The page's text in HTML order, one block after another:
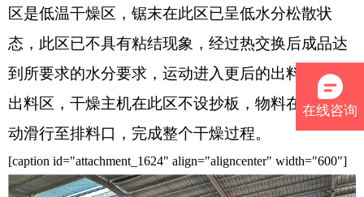
区是低温干燥区，锯末在此区已呈低水分松散状
态，此区已不具有粘结现象，经过热交换后成品达
到所要求的水分要求，运动进入更后的出料区;四是
出料区，干燥主机在此区不设抄板，物料在此区滚
动滑行至排料口，完成整个干燥过程。
[caption id="attachment_1624" align="aligncenter" width="600"]
在线咨询